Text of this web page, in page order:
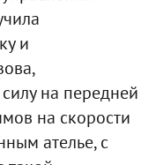
и
на передней
на скорости
ателье, с